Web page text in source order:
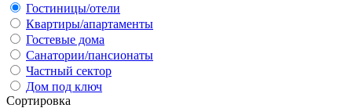
Гостиницы/отели
Квартиры/апартаменты
Гостевые дома
Санатории/пансионаты
Частный сектор
Дом под ключ
Сортировка